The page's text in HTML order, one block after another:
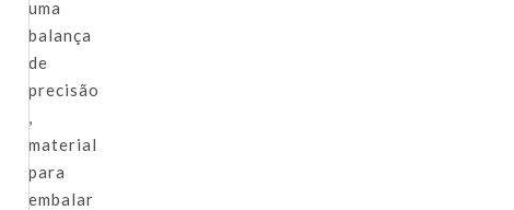
uma
balança
de
precisão
,
material
para
embalar